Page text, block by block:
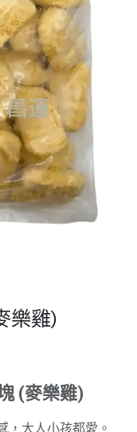
樂雞)
(麥樂雞)
，大人小孩都愛。